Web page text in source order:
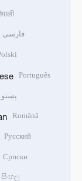
فارسی
Português
پښتو
Română
Русский
Српски
සිංහල